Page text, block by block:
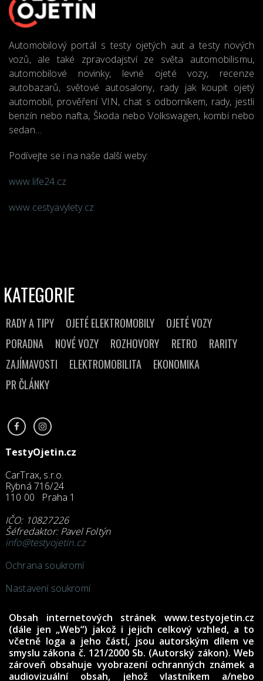
Automobilový portál s testy ojetých aut a testy nových
vozů, ale také zpravodajství ze světa automobilismu,
automobilové novinky, levné ojeté vozy, recenze
autobazarů, světové autosalony, rady jak koupit ojetý
automobil, prověření VIN, chat s odborníkem, rady, jestli
benzín nebo nafta, Škoda nebo Volkswagen, kombi nebo
sedan…
Podívejte se i na naše další weby:
www.life24.cz
www.cestyavylety.cz
KATEGORIE
RADY A TIPY OJETÉ ELEKTROMOBILY
OJETÉ VOZY
PORADNA
NOVÉ VOZY ROZHOVORY RETRO
RARITY
ZAJÍMAVOSTI
ELEKTROMOBILITA
EKONOMIKA
PR ČLÁNKY
TestyOjetin.cz
CarTrax, s.r.o.
Rybná 716/24
110 00 Praha 1
IČO: 10827226
Šéfredaktor: Pavel Foltýn
info@testyojetin.cz
Ochrana soukromí
Nastavení soukromí
Obsah internetových stránek www.testyojetin.cz
(dále jen „Web“) jakož i jejich celkový vzhled, a to
včetně loga a jeho částí, jsou autorským dílem ve
smyslu zákona č. 121/2000 Sb. (Autorský zákon). Web
zároveň obsahuje vyobrazení ochranných známek a
audiovizuální obsah, jehož vlastníkem a/nebo